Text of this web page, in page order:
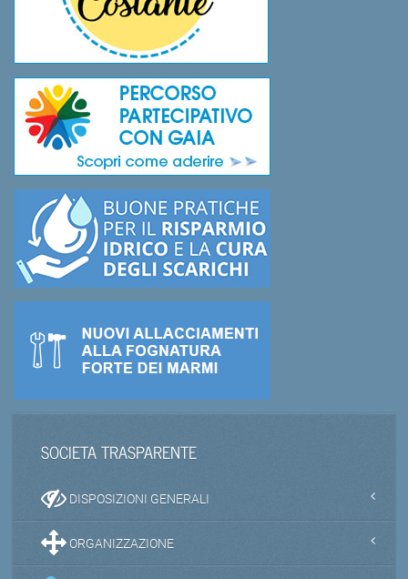
SOCIETA TRASPARENTE
DISPOSIZIONI GENERALI
ORGANIZZAZIONE